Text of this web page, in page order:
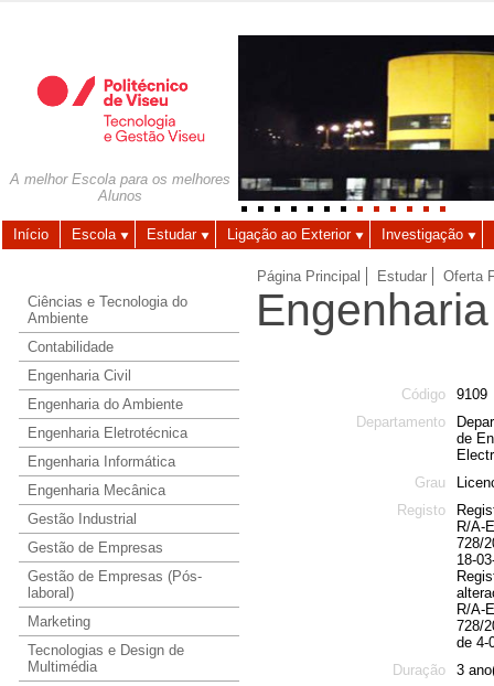
Autenticação
Utilizador
Palavra-chave
A melhor Escola para os melhores
Alunos
Início Escola Estudar Ligação ao Exterior Investigação
Ciências e Tecnologia do
Ambiente
Contabilidade
Engenharia Civil
Engenharia do Ambiente
Engenharia Eletrotécnica
Engenharia Informática
Engenharia Mecânica
Gestão Industrial
Gestão de Empresas
Gestão de Empresas (Pós-
laboral)
Marketing
Tecnologias e Design de
Multimédia
Página Principal Estudar Oferta
Código
9109
Departamento
de
Grau
Registo
R/A-
728/
18-
R/A-
728/
de 4-
Duração
3